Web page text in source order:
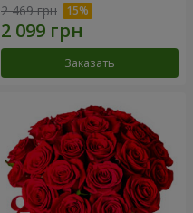
2 469 грн
Заказать